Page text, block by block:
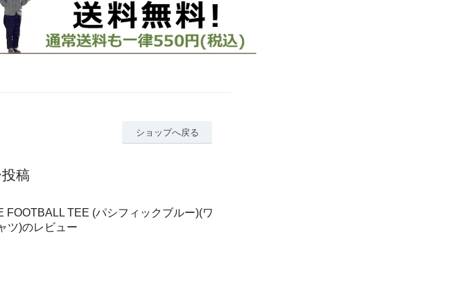
ショップへ戻る
稿
FOOTBALL TEE (パシフィックブルー)(ワ
ツ)のレビュー